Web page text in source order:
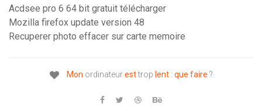
Acdsee pro 6 64 bit gratuit télécharger
Mozilla firefox update version 48
Recuperer photo effacer sur carte memoire
Mon ordinateuresttrop lent: que faire ?